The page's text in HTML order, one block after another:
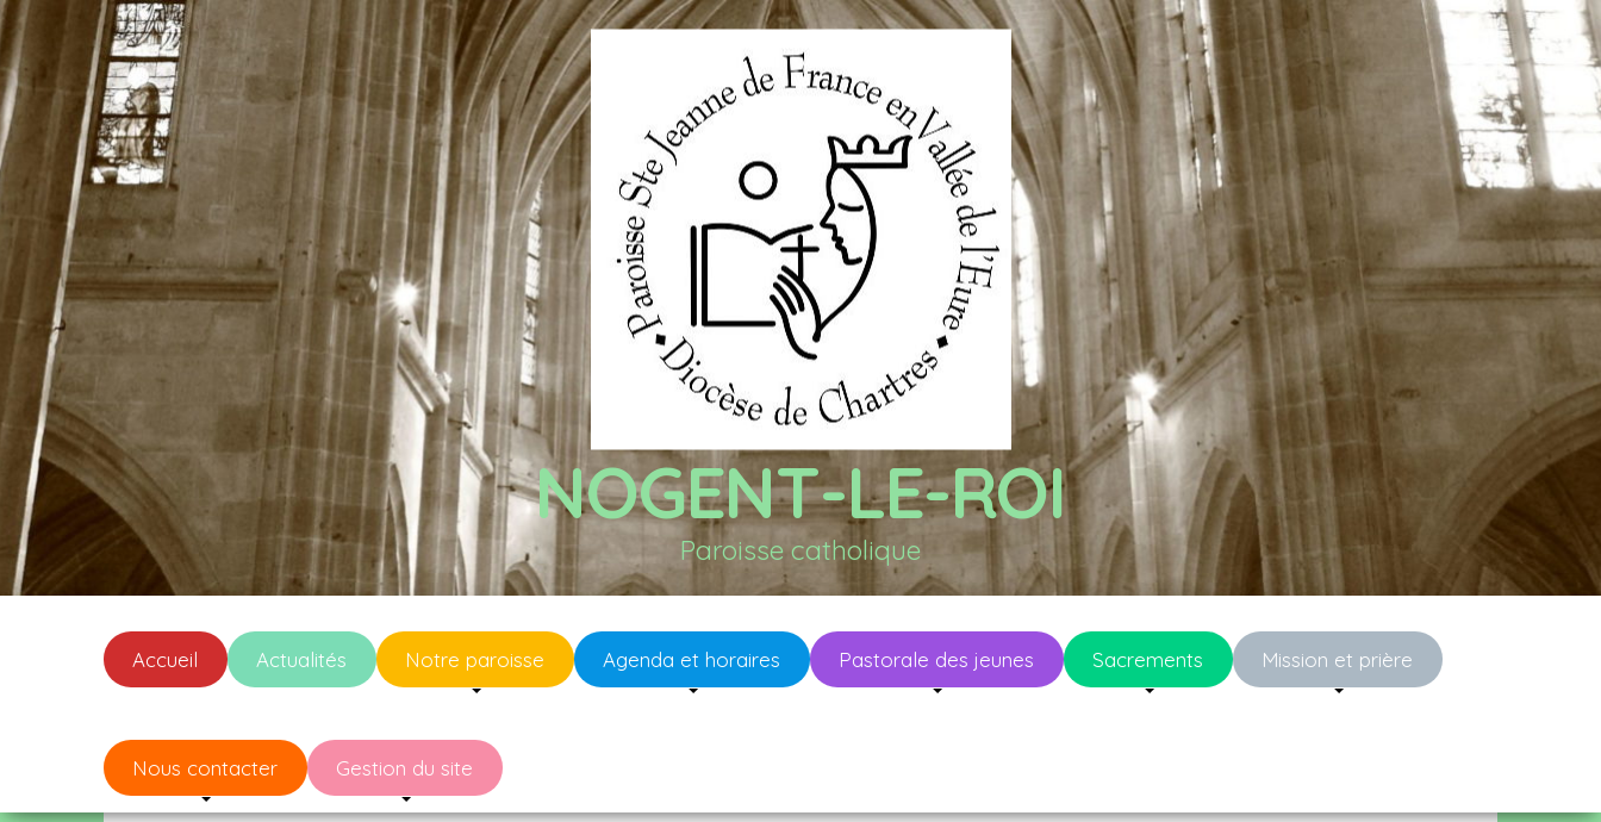
NOGENT-LE-ROI
Paroisse catholique
Accueil Actualités Notre paroisse Agenda et horaires Pastorale des jeunes Sacrements Mission et prière
Nous contacter Gestion du site